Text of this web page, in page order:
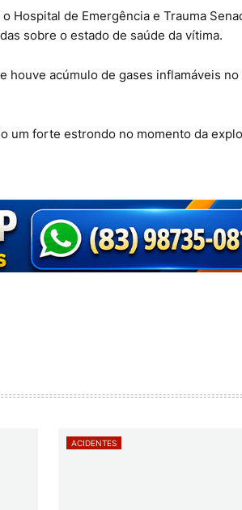
Hospital de Emergência e Trauma
sobre o estado de saúde da vítima.
houve acúmulo de gases inflamáveis no
um forte estrondo no momento da
ACIDENTES